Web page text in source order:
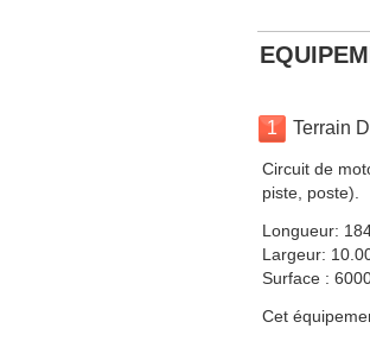
1 Terrain
Circuit de
piste, poste).
Longueur:
Largeur:
Surface :
Cet